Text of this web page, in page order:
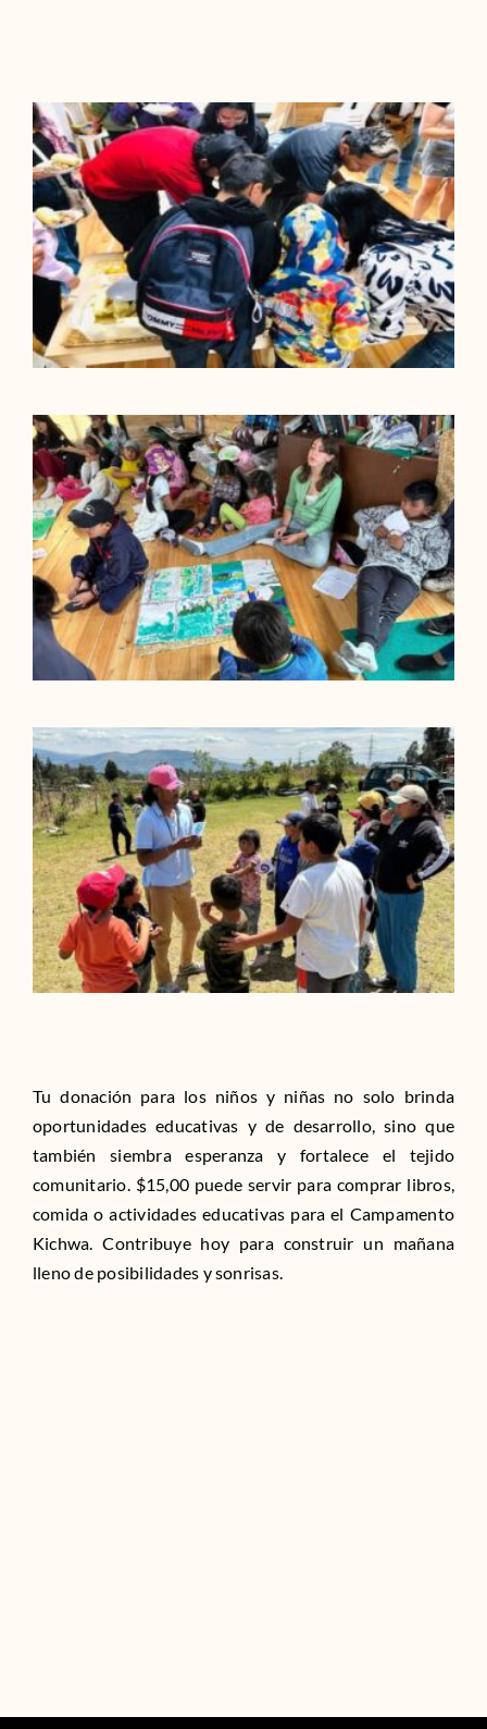
Tu donación para los niños y niñas no solo brinda
oportunidades educativas y de desarrollo, sino que
también siembra esperanza y fortalece el tejido
comunitario. $15,00 puede servir para comprar libros,
comida o actividades educativas para el Campamento
Kichwa. Contribuye hoy para construir un mañana
lleno de posibilidades y sonrisas.